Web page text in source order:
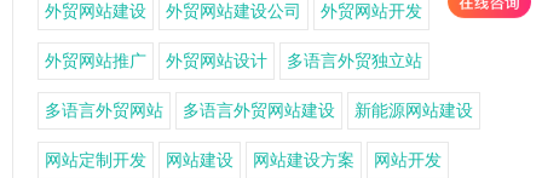
外贸网站建设 外贸网站建设公司 外贸网站开发
外贸网站推广 外贸网站设计 多语言外贸独立站
多语言外贸网站 多语言外贸网站建设 新能源网站建设
网站定制开发 网站建设 网站建设方案 网站开发